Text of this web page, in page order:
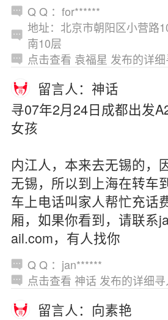
Q Q ：for******
地址：北京市朝阳区小营路
南10层
点击查看 袁福星 发布的详
留言人：神话
寻07年2月24日成都出发
女孩
内江人，本来去无锡的，
无锡，所以到上海在转车
车上电话叫家人帮忙充话
厢，如果你看到，请联系
ail.com，有人找你
Q Q ：jan******
点击查看 神话 发布的详细
留言人：向素艳